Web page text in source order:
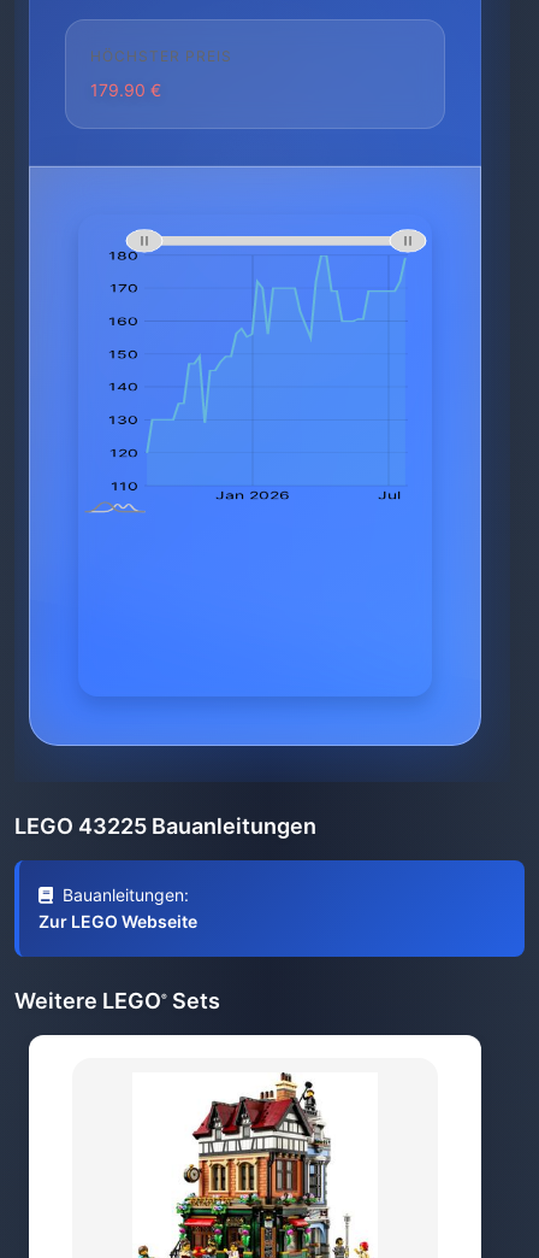
HÖCHSTER PREIS
179.90 €
LEGO 43225 Bauanleitungen
Bauanleitungen:
Zur LEGO Webseite
Weitere LEGO® Sets